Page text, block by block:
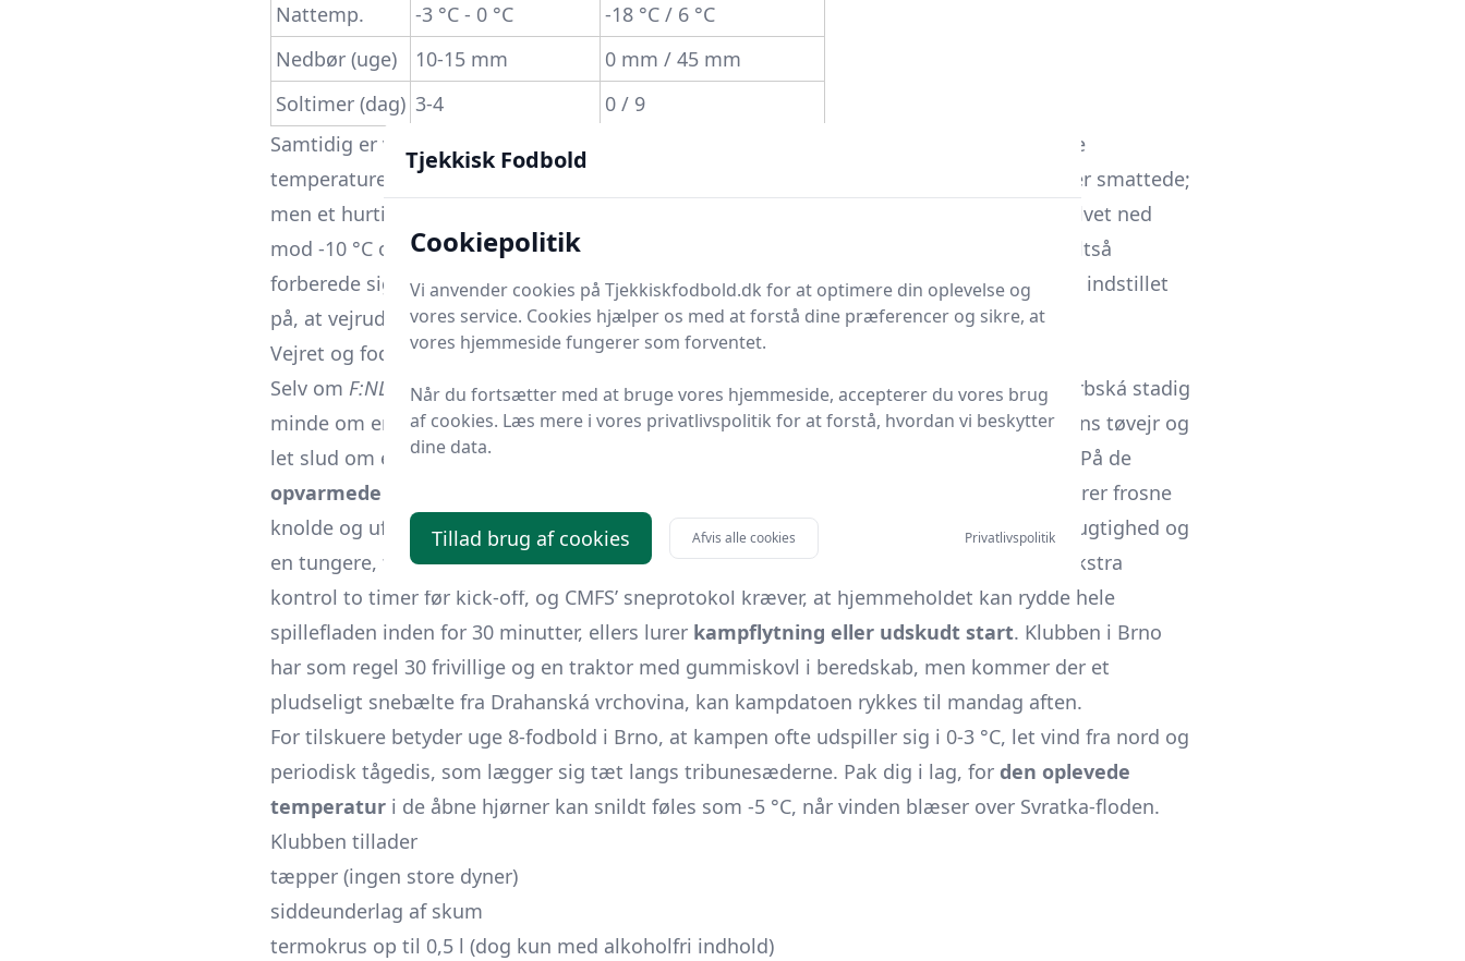
Nattemp.
-3 °C - 0 °C
-18 °C / 6 °C
Nedbør (uge)
10-15 mm
0 mm / 45 mm
Soltimer (dag) 3-4
0 / 9
Samtidig er variationen fra år til år til at tage og føle på. En vestlig strømning kan sende
temperaturen op i regulært
, så baner og fortove bliver smattede;
men et hurtigt skift til en kontinentalt, tørkold østenvind kan på få døgn trække kviksølvet ned
mod ‑10 °C og give hård frost og knoldet underlag. Som tilskuer eller spiller skal man altså
forberede sig på både den klamme nulløsning og det skarpe isvinter-scenarie - og være indstillet
på, at vejrudsigten først bliver pålidelig inden for 48-72 timer før kampen.
Vejret og fodbolden: Baner, kampprogram og oplevelse
Selv om F:NL
-sæsonen genoptages i februar, kan græsset i Městský fotbalový stadion Srbská stadig
minde om en alpin piste: nattefrost ned til -5 °C gør overfladen hård om morgenen, mens tøvejr og
let slud om eftermiddagen hurtigt forvandler den øverste centimeter til fedtet mudder. På de
opvarmede baner
i 1. liga holdes roden dog typisk lige over nulpunktet, hvilket reducerer frosne
knolde og uforudsigelige boldopspring. Det giver bedre boldtempo, men den høje luftfugtighed og
en tungere, fugtmættet bold øger belastningen på baglår og ankler. Dommerne laver ekstra
kontrol to timer før kick-off, og ČMFS’ sneprotokol kræver, at hjemmeholdet kan rydde hele
spillefladen inden for 30 minutter, ellers lurer kampflytning eller udskudt start. Klubben i Brno
har som regel 30 frivillige og en traktor med gummiskovl i beredskab, men kommer der et
pludseligt snebælte fra Drahanská vrchovina, kan kampdatoen rykkes til mandag aften.
For tilskuere betyder uge 8-fodbold i Brno, at kampen ofte udspiller sig i 0-3 °C, let vind fra nord og
periodisk tågedis, som lægger sig tæt langs tribunesæderne. Pak dig i lag, for den oplevede
temperatur i de åbne hjørner kan snildt føles som -5 °C, når vinden blæser over Svratka-floden.
Klubben tillader
tæpper (ingen store dyner)
siddeunderlag af skum
termo­krus op til 0,5 l (dog kun med alkoholfri indhold)
Tjekkisk Fodbold
Cookiepolitik
Vi anvender cookies på Tjekkiskfodbold.dk for at optimere din oplevelse og
vores service. Cookies hjælper os med at forstå dine præferencer og sikre, at
vores hjemmeside fungerer som forventet.
Når du fortsætter med at bruge vores hjemmeside, accepterer du vores brug
af cookies. Læs mere i vores privatlivspolitik for at forstå, hvordan vi beskytter
dine data.
Tillad brug af cookies Afvis alle cookies Privatlivspolitik